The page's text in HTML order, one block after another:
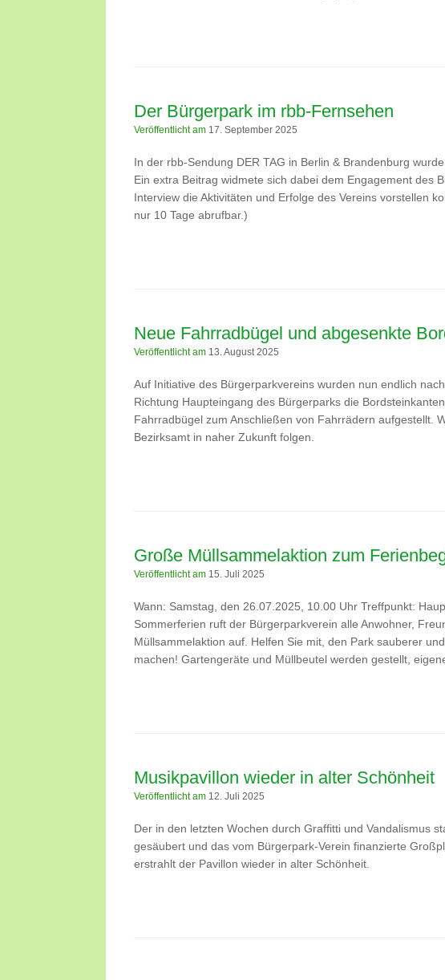
Der Bürgerpark im rbb-Fernsehen
Veröffentlicht am 17. September 2025
In der rbb-Sendung DER TAG in Berlin & Brandenburg
Ein extra Beitrag widmete sich dabei dem Engagement des
Interview die Aktivitäten und Erfolge des Vereins vorstellen
nur 10 Tage abrufbar.)
Neue Fahrradbügel und abgesenkte
Veröffentlicht am 13. August 2025
Auf Initiative des Bürgerparkvereins wurden nun endlich
Richtung Haupteingang des Bürgerparks die
Fahrradbügel zum Anschließen von Fahrrädern aufgestellt.
Bezirksamt in naher Zukunft folgen.
Große Müllsammelaktion zum
Veröffentlicht am 15. Juli 2025
Wann: Samstag, den 26.07.2025, 10.00 Uhr Treffpunkt:
Sommerferien ruft der Bürgerparkverein alle Anwohner,
Müllsammelaktion auf. Helfen Sie mit, den Park sauberer
machen! Gartengeräte und Müllbeutel werden gestellt,
Musikpavillon wieder in alter Schönheit
Veröffentlicht am 12. Juli 2025
Der in den letzten Wochen durch Graffitti und Vandalismus
gesäubert und das vom Bürgerpark-Verein finanzierte
erstrahlt der Pavillon wieder in alter Schönheit.